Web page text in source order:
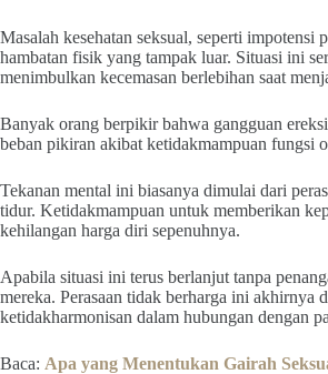
Masalah kesehatan seksual, seperti
hambatan fisik yang tampak luar. Situasi ini
menimbulkan kecemasan berlebihan saat
Banyak orang berpikir bahwa gangguan
beban pikiran akibat ketidakmampuan fungsi
Tekanan mental ini biasanya dimulai dari
tidur. Ketidakmampuan untuk memberikan
kehilangan harga diri sepenuhnya.
Apabila situasi ini terus berlanjut tanpa
mereka. Perasaan tidak berharga ini akhirnya
ketidakharmonisan dalam hubungan dengan
Baca: Apa yang Menentukan Gairah